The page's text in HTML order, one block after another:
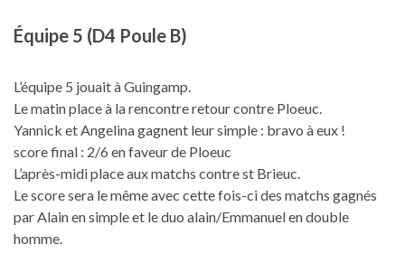
Équipe 5 (D4 Poule B)
L’équipe 5 jouait à Guingamp.
Le matin place à la rencontre retour contre Ploeuc.
Yannick et Angelina gagnent leur simple : bravo à eux !
score final : 2/6 en faveur de Ploeuc
L’après-midi place aux matchs contre st Brieuc.
Le score sera le même avec cette fois-ci des matchs gagnés
par Alain en simple et le duo alain/Emmanuel en double
homme.